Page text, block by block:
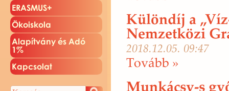
ERAS­MUS+
Öko­is­ko­la
Ala­pít­vány és Adó
1%
Kap­cso­lat
Különdíj a
Nemzetközi
2018.12.05. 09:47
To­vább »
Munkácsy-s